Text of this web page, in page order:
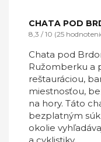
CHATA POD
8,3 / 10 (25
Chata pod
Ružomberku a
reštauráciou,
miestnosťou,
na hory. Táto
bezplatným
okolie